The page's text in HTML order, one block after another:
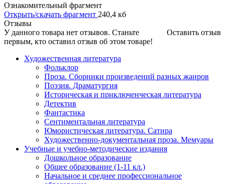
Ознакомительный фрагмент
Открыть/скачать фрагмент 240,4 кб
Отзывы
Оставить отзыв
У данного товара нет отзывов. Станьте
первым, кто оставил отзыв об этом товаре!
Художественная литература
Фольклор
Проза. Сборники произведений разных жанров
Поэзия. Драматургия
Историческая и приключенческая литература
Детектив
Фантастика
Сентиментальная литература
Юмористическая литература. Сатира
Художественно-документальная проза. Мемуары
Учебные и учебно-методические издания
Дошкольное образование
Общее образование (1-11 кл.)
Начальное и среднее профессиональное